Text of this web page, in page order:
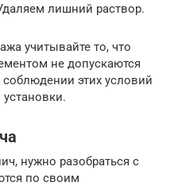
лишний раствор.
учитывайте то, что
не допускаются
этих условий
нужно разобраться с
по своим